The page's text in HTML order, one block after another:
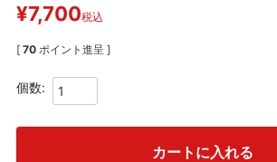
¥7,700税込
[ 70 ポイント進呈 ]
カートに入れる